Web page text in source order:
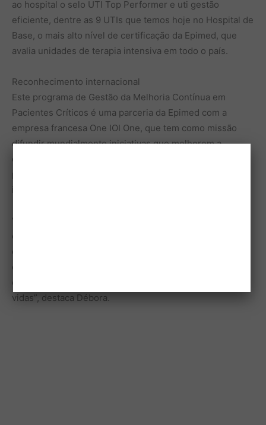
ao hospital o selo UTI Top Performer e uti gestão
eficiente, dentre as 9 UTIs que temos hoje no Hospital de
Base, o mais alto nível de certificação da Epimed, que
avalia unidades de terapia intensiva em todo o país.
Reconhecimento internacional
Este programa de Gestão da Melhoria Contínua em
Pacientes Críticos é uma parceria da Epimed com a
empresa francesa One IOI One, que tem como missão
difundir mundialmente iniciativas que melhorem a
qualidade da saúde. O objetivo é que experiências
positivas, como a do HB, possam servir de modelo e
inspiração para outras instituições.
“Fomos escolhidos porque já temos uma cultura
consolidada de gestão e qualidade, com processos bem
estruturados e profissionais comprometidos com o
cuidado. Nossa missão agora é disseminar ainda mais
essa cultura, mostrando que investir em gestão salva
vidas”, destaca Débora.